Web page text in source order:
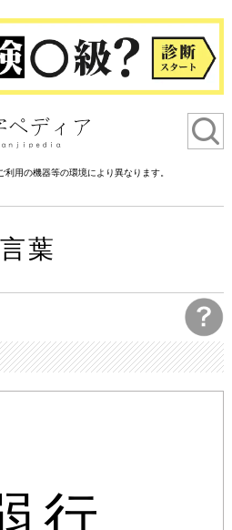
用の機器等の環境により異なります。
言葉
行